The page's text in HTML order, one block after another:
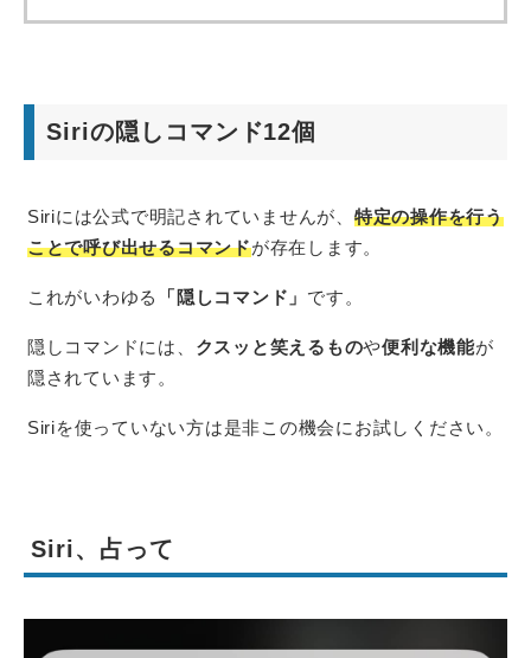
Siriの隠しコマンド12個
Siriには公式で明記されていませんが、 特定の操作を行う
ことで呼び出せるコマンドが存在します。
これがいわゆる 「隠しコマンド」 です。
隠しコマンドには、 クスッと笑えるものや便利な機能が
隠されています。
Siriを使っていない方は是非この機会にお試しください。
Siri、占って